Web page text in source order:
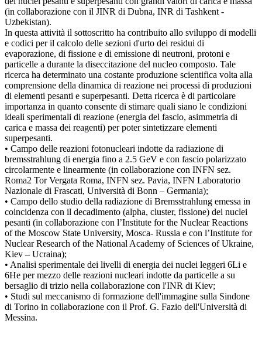
(in collaborazione con il JINR di Dubna, INR di Tashkent -
Uzbekistan).
In questa attività il sottoscritto ha contribuito allo sviluppo di modelli
e codici per il calcolo delle sezioni d'urto dei residui di
evaporazione, di fissione e di emissione di neutroni, protoni e
particelle a durante la diseccitazione del nucleo composto. Tale
ricerca ha determinato una costante produzione scientifica volta alla
comprensione della dinamica di reazione nei processi di produzioni
di elementi pesanti e superpesanti. Detta ricerca è di particolare
importanza in quanto consente di stimare quali siano le condizioni
ideali sperimentali di reazione (energia del fascio, asimmetria di
carica e massa dei reagenti) per poter sintetizzare elementi
superpesanti.
• Campo delle reazioni fotonucleari indotte da radiazione di
bremsstrahlung di energia fino a 2.5 GeV e con fascio polarizzato
circolarmente e linearmente (in collaborazione con INFN sez.
Roma2 Tor Vergata Roma, INFN sez. Pavia, INFN Laboratorio
Nazionale di Frascati, Università di Bonn – Germania);
• Campo dello studio della radiazione di Bremsstrahlung emessa in
coincidenza con il decadimento (alpha, cluster, fissione) dei nuclei
pesanti (in collaborazione con l’Institute for the Nuclear Reactions
of the Moscow State University, Mosca- Russia e con l’Institute for
Nuclear Research of the National Academy of Sciences of Ukraine,
Kiev – Ucraina);
• Analisi sperimentale dei livelli di energia dei nuclei leggeri 6Li e
6He per mezzo delle reazioni nucleari indotte da particelle a su
bersaglio di trizio nella collaborazione con l'INR di Kiev;
• Studi sul meccanismo di formazione dell'immagine sulla Sindone
di Torino in collaborazione con il Prof. G. Fazio dell'Università di
Messina.